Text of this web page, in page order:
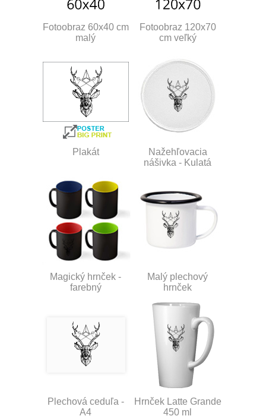
Fotoobraz 60x40 cm
malý
Fotoobraz 120x70
cm veľký
Plakát
Nažehľovacia
nášivka - Kulatá
Magický hrnček -
farebný
Malý plechový
hrnček
Plechová ceduľa -
A4
Hrnček Latte Grande
450 ml